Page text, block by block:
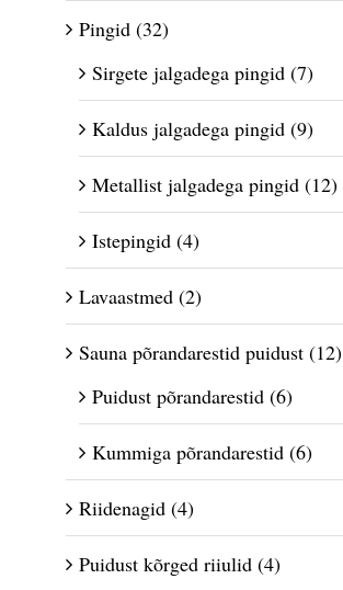
Pingid (32)
Sirgete jalgadega pingid (7)
Kaldus jalgadega pingid (9)
Metallist jalgadega pingid (12)
Istepingid (4)
Lavaastmed (2)
Sauna põrandarestid puidust (12)
Puidust põrandarestid (6)
Kummiga põrandarestid (6)
Riidenagid (4)
Puidust kõrged riiulid (4)